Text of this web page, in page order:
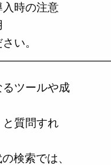
時の注意
い。
るツールや成
と質問すれ
検索では、